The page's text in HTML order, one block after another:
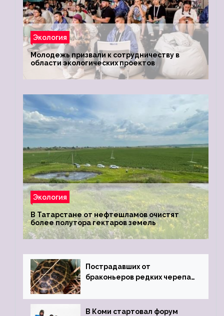
Экология
Молодежь призвали к сотрудничеству в
области экологических проектов
Экология
В Татарстане от нефтешламов очистят
более полутора гектаров земель
Пострадавших от
браконьеров редких черепах
зоопарк
В Коми стартовал форум